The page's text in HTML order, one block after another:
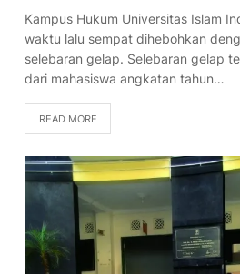
Kampus Hukum Universitas Islam
waktu lalu sempat dihebohkan
selebaran gelap. Selebaran gelap
dari mahasiswa angkatan tahun…
READ MORE